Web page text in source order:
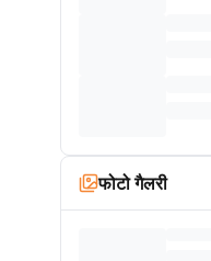
फोटो गैलरी